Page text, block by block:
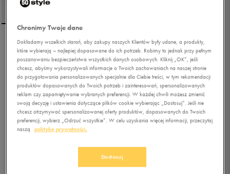
ADIDAS SPODNIE M
FELCZY C PANT
4.9 (57 )
249,99zł-52%(cena początkowa)
127,99 zł -6% (najniższa cena z 30 dni przed obniżką)
119,99zł z Vat
+ 600 PKT WKLUBIE 50 STYLE
Chronimy Twoje dane
Dokładamy wszelkich starań, aby zakupy naszych Klientów były udane, a produkty,
które wybierają – najlepiej dopasowane do ich potrzeb. Robimy to jednak przy pełnym
poszanowaniu bezpieczeństwa wszystkich danych osobowych. Kliknij „OK”, jeśli
chcesz, abyśmy wykorzystywali informacje o Twoich zachowaniach na naszej stronie
do przygotowania personalizowanych specjalnie dla Ciebie treści, w tym rekomendacji
produktów dopasowanych do Twoich potrzeb i zainteresowań, spersonalizowanych
reklam czy zapamiętywanie wybranych preferencji. W każdej chwili możesz zmienić
swoją decyzję i ustawienia dotyczące plików cookie wybierając „Dostosuj”. Jeśli nie
chcesz otrzymywać spersonalizowanej oferty produktów, dopasowanych do Twoich
preferencji, wybierz „Odrzuć wszystkie”. W celu uzyskania więcej informacji, przeczytaj
naszą
politykę prywatności.
Dostosuj